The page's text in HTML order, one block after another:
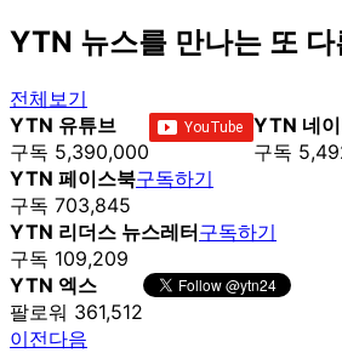
YTN 뉴스를 만나는 또 다
전체보기
YTN 유튜브
구독 5,390,000
YTN 네
구독
YTN 페이스북
구독 703,845
구독하기
YTN 리더스 뉴스레터
구독 109,209
구독하기
YTN 엑스
팔로워 361,512
이전다음